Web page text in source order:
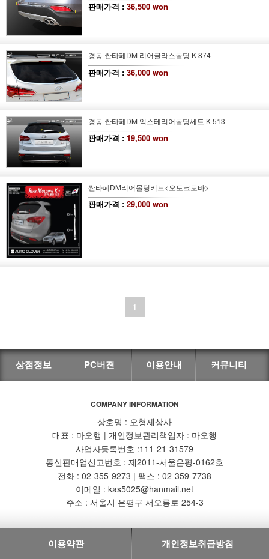
판매가격 : 36,500 won
경동 싼타페DM 리어글라스몰딩 K-874
판매가격 : 36,000 won
경동 싼타페DM 익스테리어몰딩세트 K-513
판매가격 : 19,500 won
싼타페DM리어몰딩키트<오토크로바>
판매가격 : 29,000 won
1
상점정보 PC버젼 이용안내 커뮤니티
COMPANY INFORMATION
상호명 : 오형제상사
대표 : 마오행 | 개인정보관리책임자 : 마오행
사업자등록번호 :111-21-31579
통신판매업신고번호 : 제2011-서울은평-0162호
전화 : 02-355-9273 | 팩스 : 02-359-7738
이메일 : kas5025@hanmail.net
주소 : 서울시 은평구 서오릉로 254-3
이용약관 개인정보취급방침